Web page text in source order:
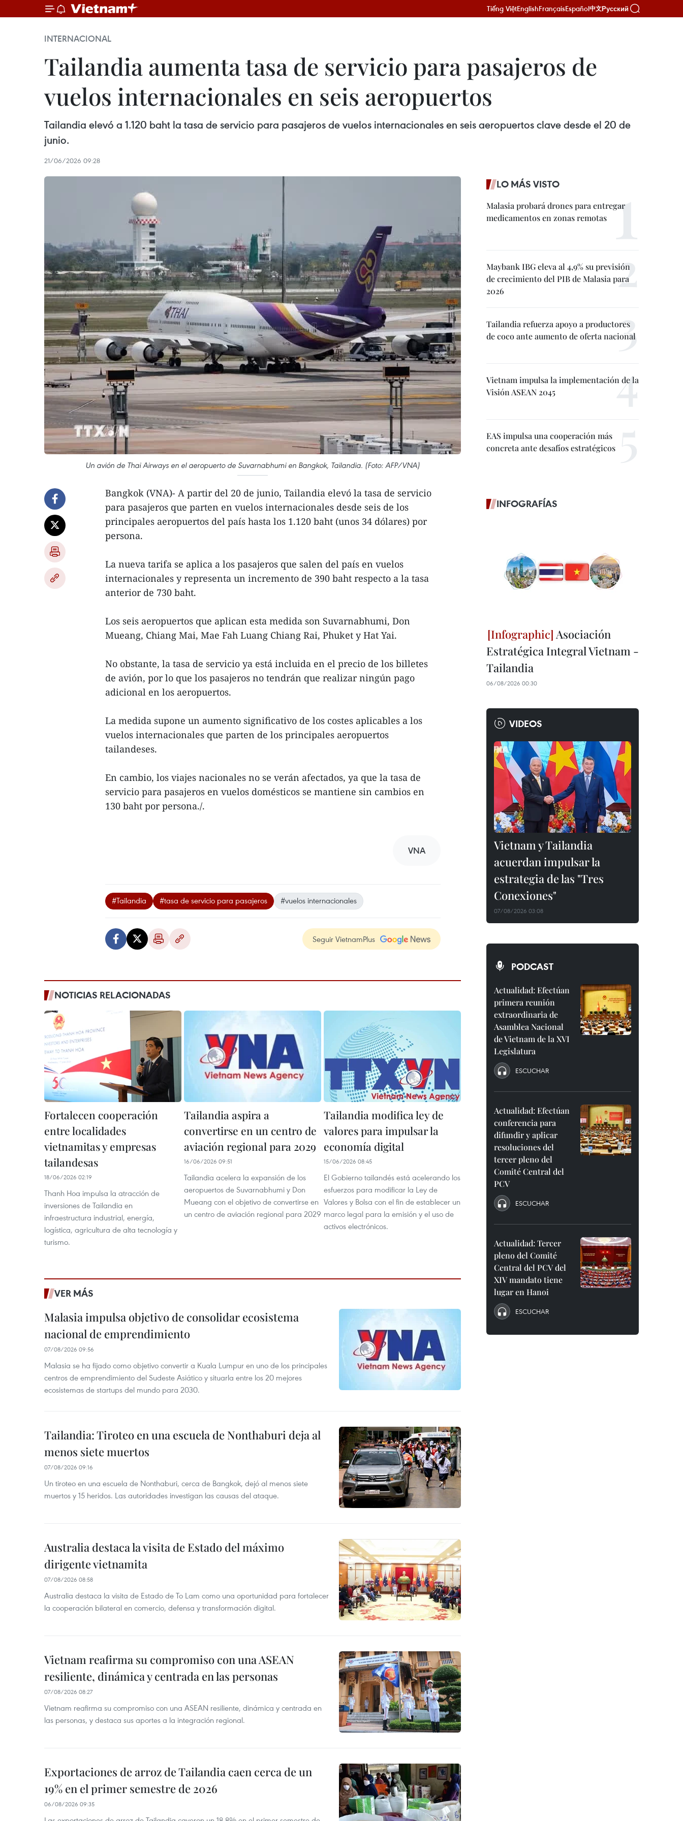
Tiếng ViệtEnglishFrançaisEspañol中文Русский
INTERNACIONAL
Tailandia aumenta tasa de servicio para pasajeros de
vuelos internacionales en seis aeropuertos
Tailandia elevó a 1.120 baht la tasa de servicio para pasajeros de vuelos internacionales en seis aeropuertos clave desde el 20 de
junio.
21/06/2026 09:28
Un avión de Thai Airways en el aeropuerto de Suvarnabhumi en Bangkok, Tailandia. (Foto: AFP/VNA)
Bangkok (VNA)- A partir del 20 de junio, Tailandia elevó la tasa de servicio
para pasajeros que parten en vuelos internacionales desde seis de los
principales aeropuertos del país hasta los 1.120 baht (unos 34 dólares) por
persona.
La nueva tarifa se aplica a los pasajeros que salen del país en vuelos
internacionales y representa un incremento de 390 baht respecto a la tasa
anterior de 730 baht.
Los seis aeropuertos que aplican esta medida son Suvarnabhumi, Don
Mueang, Chiang Mai, Mae Fah Luang Chiang Rai, Phuket y Hat Yai.
No obstante, la tasa de servicio ya está incluida en el precio de los billetes
de avión, por lo que los pasajeros no tendrán que realizar ningún pago
adicional en los aeropuertos.
La medida supone un aumento significativo de los costes aplicables a los
vuelos internacionales que parten de los principales aeropuertos
tailandeses.
En cambio, los viajes nacionales no se verán afectados, ya que la tasa de
servicio para pasajeros en vuelos domésticos se mantiene sin cambios en
130 baht por persona./.
VNA
#Tailandia #tasa de servicio para pasajeros #vuelos internacionales
Seguir VietnamPlus
NOTICIAS RELACIONADAS
Fortalecen cooperación
entre localidades
vietnamitas y empresas
tailandesas
18/06/2026 02:19
Thanh Hoa impulsa la atracción de
inversiones de Tailandia en
infraestructura industrial, energía,
logística, agricultura de alta tecnología y
turismo.
Tailandia aspira a
convertirse en un centro de
aviación regional para 2029
16/06/2026 09:51
Tailandia acelera la expansión de los
aeropuertos de Suvarnabhumi y Don
Mueang con el objetivo de convertirse en
un centro de aviación regional para 2029
Tailandia modifica ley de
valores para impulsar la
economía digital
15/06/2026 08:45
El Gobierno tailandés está acelerando los
esfuerzos para modificar la Ley de
Valores y Bolsa con el fin de establecer un
marco legal para la emisión y el uso de
activos electrónicos.
VER MÁS
Malasia impulsa objetivo de consolidar ecosistema
nacional de emprendimiento
07/08/2026 09:56
Malasia se ha fijado como objetivo convertir a Kuala Lumpur en uno de los principales
centros de emprendimiento del Sudeste Asiático y situarla entre los 20 mejores
ecosistemas de startups del mundo para 2030.
Tailandia: Tiroteo en una escuela de Nonthaburi deja al
menos siete muertos
07/08/2026 09:16
Un tiroteo en una escuela de Nonthaburi, cerca de Bangkok, dejó al menos siete
muertos y 15 heridos. Las autoridades investigan las causas del ataque.
Australia destaca la visita de Estado del máximo
dirigente vietnamita
07/08/2026 08:58
Australia destaca la visita de Estado de To Lam como una oportunidad para fortalecer
la cooperación bilateral en comercio, defensa y transformación digital.
Vietnam reafirma su compromiso con una ASEAN
resiliente, dinámica y centrada en las personas
07/08/2026 08:27
Vietnam reafirma su compromiso con una ASEAN resiliente, dinámica y centrada en
las personas, y destaca sus aportes a la integración regional.
Exportaciones de arroz de Tailandia caen cerca de un
19% en el primer semestre de 2026
06/08/2026 09:35
LO MÁS VISTO
Malasia probará drones para entregar
medicamentos en zonas remotas
Maybank IBG eleva al 4,9% su previsión
de crecimiento del PIB de Malasia para
2026
Tailandia refuerza apoyo a productores
de coco ante aumento de oferta nacional
Vietnam impulsa la implementación de la
Visión ASEAN 2045
EAS impulsa una cooperación más
concreta ante desafíos estratégicos
INFOGRAFÍAS
Asociación
Estratégica Integral Vietnam -
Tailandia
06/08/2026 00:30
VIDEOS
Vietnam y Tailandia
acuerdan impulsar la
estrategia de las "Tres
Conexiones"
07/08/2026 03:08
PODCAST
Actualidad: Efectúan
primera reunión
extraordinaria de
Asamblea Nacional
de Vietnam de la XVI
Legislatura
ESCUCHAR
Actualidad: Efectúan
conferencia para
difundir y aplicar
resoluciones del
tercer pleno del
Comité Central del
PCV
ESCUCHAR
Actualidad: Tercer
pleno del Comité
Central del PCV del
XIV mandato tiene
lugar en Hanoi
ESCUCHAR